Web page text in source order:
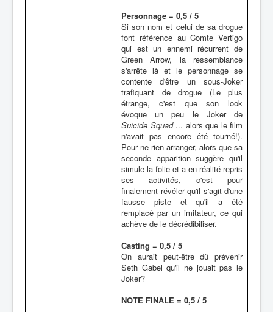
Personnage = 0,5 / 5
Si son nom et celui de sa drogue
font référence au Comte Vertigo
qui est un ennemi récurrent de
Green Arrow, la ressemblance
s'arrête là et le personnage se
contente d'être un sous-Joker
trafiquant de drogue (Le plus
étrange, c'est que son look
évoque un peu le Joker de
Suicide Squad... alors que le film
n'avait pas encore été tourné!).
Pour ne rien arranger, alors que sa
seconde apparition suggère qu'il
simule la folie et a en réalité repris
ses activités, c'est pour
finalement révéler qu'il s'agit d'une
fausse piste et qu'il a été
remplacé par un imitateur, ce qui
achève de le décrédibiliser.
Casting = 0,5 / 5
On aurait peut-être dû prévenir
Seth Gabel qu'il ne jouait pas le
Joker?
NOTE FINALE = 0,5 / 5